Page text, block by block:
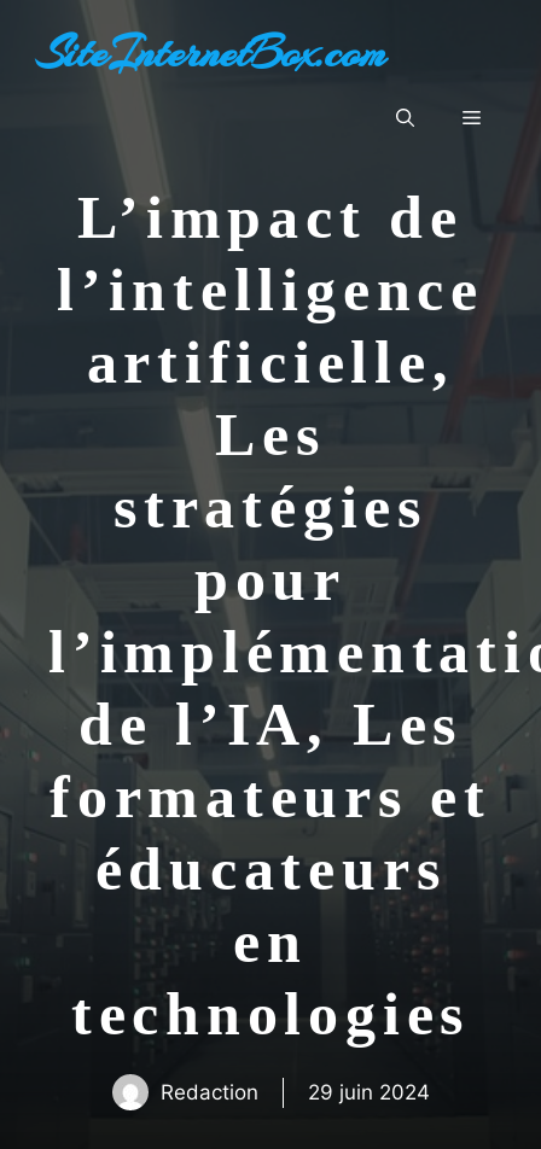
contenuSiteInternetBox.com
Menu
L’impact de
l’intelligence
artificielle,
Les
stratégies
pour
de l’IA, Les
formateurs et
éducateurs
en
technologies
Redaction 29 juin 2024